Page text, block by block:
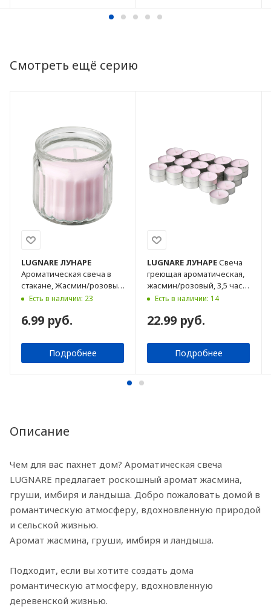
Смотреть ещё серию
LUGNARE ЛУНАРЕ
Ароматическая свеча в
стакане, Жасмин/розовый,
12 чЕсть в наличии: 23
6.99 руб.
Подробнее
LUGNARE ЛУНАРЕСвеча
греющая ароматическая,
жасмин/розовый, 3,5 часа,
30 шт.
Есть в наличии: 14
22.99 руб.
Подробнее
Описание
Чем для вас пахнет дом? Ароматическая свеча
LUGNARE предлагает роскошный аромат жасмина,
груши, имбиря и ландыша. Добро пожаловать домой в
романтическую атмосферу, вдохновленную природой
и сельской жизнью.
Аромат жасмина, груши, имбиря и ландыша.
Подходит, если вы хотите создать дома
романтическую атмосферу, вдохновленную
деревенской жизнью.